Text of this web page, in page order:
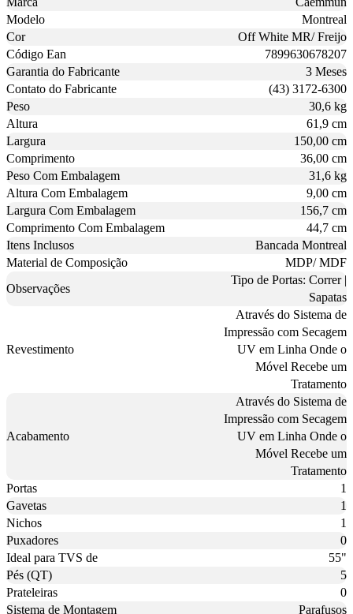
Modelo
Montreal
Cor
Off White MR/ Freijo
Código Ean
7899630678207
Garantia do Fabricante
3 Meses
Contato do Fabricante
(43) 3172-6300
Peso
30,6 kg
Altura
61,9 cm
Largura
150,00 cm
Comprimento
36,00 cm
Peso Com Embalagem
31,6 kg
Altura Com Embalagem
9,00 cm
Largura Com Embalagem
156,7 cm
Comprimento Com Embalagem
44,7 cm
Itens Inclusos
Bancada Montreal
Material de Composição
MDP/ MDF
Observações
Tipo de Portas: Correr |
Sapatas
Revestimento
Através do Sistema de
Impressão com Secagem
UV em Linha Onde o
Móvel Recebe um
Tratamento
Acabamento
Através do Sistema de
Impressão com Secagem
UV em Linha Onde o
Móvel Recebe um
Tratamento
Portas
1
Gavetas
1
Nichos
1
Puxadores
0
Ideal para TVS de
55"
Pés (QT)
5
Prateleiras
0
Sistema de Montagem
Parafusos